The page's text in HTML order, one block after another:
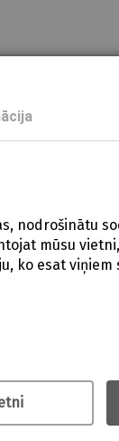
vertikālā
nodrošinātu
mūsu
ko esat viņiem